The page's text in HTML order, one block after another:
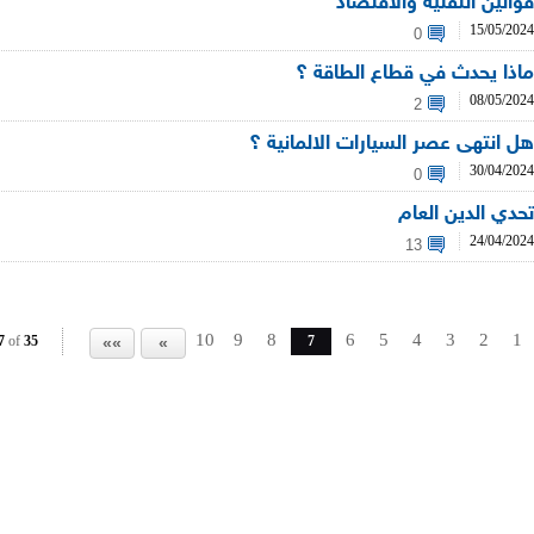
15/05/2024
0
ماذا يحدث في قطاع الطاقة ؟
08/05/2024
2
هل انتهى عصر السيارات الالمانية ؟
30/04/2024
0
تحدي الدين العام
24/04/2024
13
1
2
3
4
5
6
7
8
9
10
»
»»
of 35